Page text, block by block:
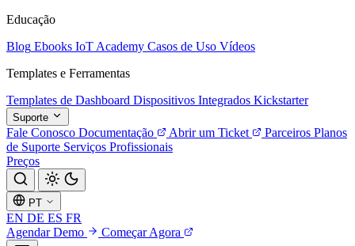
Educação
Blog Ebooks IoT Academy Casos de Uso Vídeos
Templates e Ferramentas
Templates de Dashboard Dispositivos Integrados Kickstarter
Suporte
Fale Conosco Documentação Abrir um Ticket Parceiros Planos
de Suporte Serviços Profissionais
Preços
PT
EN DE ES FR
Agendar Demo
Começar Agora